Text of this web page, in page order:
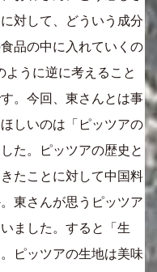
対して、どういう成分
品の中に入れていくの
うに逆に考えること
。今回、東さんとは事
しいのは「ピッツアの
た。ピッツアの歴史と
たことに対して中国料
東さんが思うピッツア
ました。すると「生
ピッツアの生地は美味